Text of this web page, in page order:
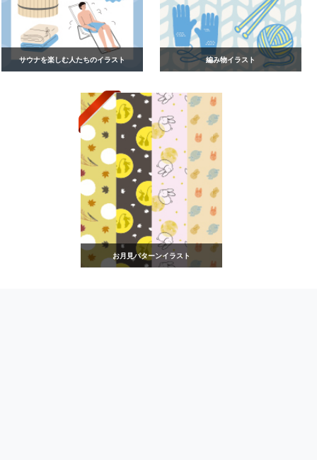
サウナを楽しむ人たちのイラスト 編み物イラスト
お月見パターンイラスト